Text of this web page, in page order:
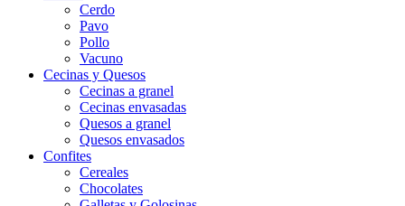
Cerdo
Pavo
Pollo
Vacuno
Cecinas y Quesos
Cecinas a granel
Cecinas envasadas
Quesos a granel
Quesos envasados
Confites
Cereales
Chocolates